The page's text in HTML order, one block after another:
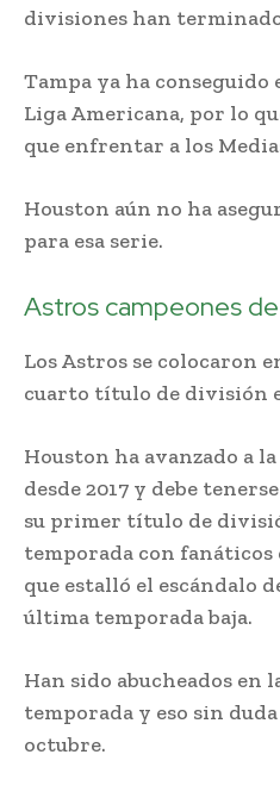
divisiones han
Tampa ya ha
Liga Americana, por lo
que enfrentar a los
Houston aún no ha
para esa serie.
Astros campeones
Los Astros se colocaron
cuarto título de división
Houston ha avanzado a
desde 2017 y debe
su primer título de
temporada con fanáticos
que estalló el escándalo
última temporada baja.
Han sido abucheados en
temporada y eso sin
octubre.